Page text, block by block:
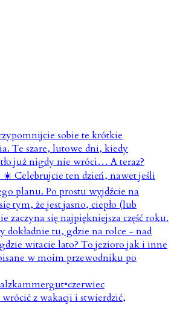
z wakacji i stwierdzić,